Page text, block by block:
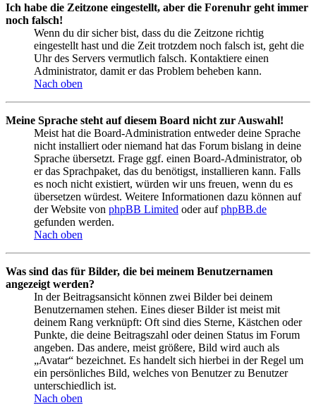
Ich habe die Zeitzone eingestellt, aber die Forenuhr geht immer
noch falsch!
Wenn du dir sicher bist, dass du die Zeitzone richtig
eingestellt hast und die Zeit trotzdem noch falsch ist, geht die
Uhr des Servers vermutlich falsch. Kontaktiere einen
Administrator, damit er das Problem beheben kann.
Nach oben
Meine Sprache steht auf diesem Board nicht zur Auswahl!
Meist hat die Board-Administration entweder deine Sprache
nicht installiert oder niemand hat das Forum bislang in deine
Sprache übersetzt. Frage ggf. einen Board-Administrator, ob
er das Sprachpaket, das du benötigst, installieren kann. Falls
es noch nicht existiert, würden wir uns freuen, wenn du es
übersetzen würdest. Weitere Informationen dazu können auf
der Website von phpBB Limited oder aufphpBB.de
gefunden werden.
Nach oben
Was sind das für Bilder, die bei meinem Benutzernamen
angezeigt werden?
In der Beitragsansicht können zwei Bilder bei deinem
Benutzernamen stehen. Eines dieser Bilder ist meist mit
deinem Rang verknüpft: Oft sind dies Sterne, Kästchen oder
Punkte, die deine Beitragszahl oder deinen Status im Forum
angeben. Das andere, meist größere, Bild wird auch als
„Avatar“ bezeichnet. Es handelt sich hierbei in der Regel um
ein persönliches Bild, welches von Benutzer zu Benutzer
unterschiedlich ist.
Nach oben